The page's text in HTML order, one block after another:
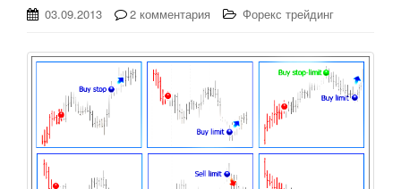
03.09.2013 2 комментария Форекс трейдинг